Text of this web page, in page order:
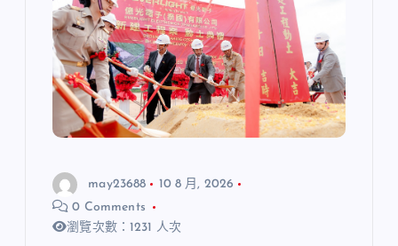
may23688
10 8 月, 2026
0 Comments
瀏覽次數：1231 人次